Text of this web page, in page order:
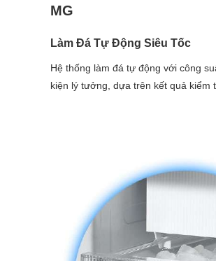
MG
Làm Đá Tự Động Siêu Tốc
Hệ thống làm đá tự động với công
kiện lý tưởng, dựa trên kết quả kiểm